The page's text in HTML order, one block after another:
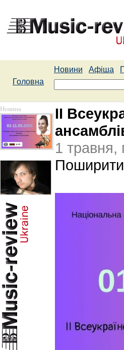
Новини Афіша
Головна
Новина
ІІ
1 травня,